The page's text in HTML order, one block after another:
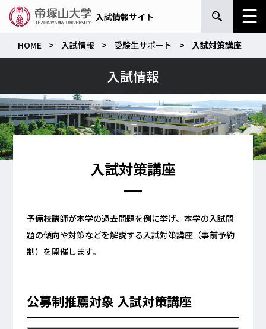
入試情報サイト
HOME 入試情報 受験生サポート 入試対策講座
入試情報
入試対策講座
予備校講師が本学の過去問題を例に挙げ、本学の入試問
題の傾向や対策などを解説する入試対策講座（事前予約
制）を開催します。
公募制推薦対象 入試対策講座